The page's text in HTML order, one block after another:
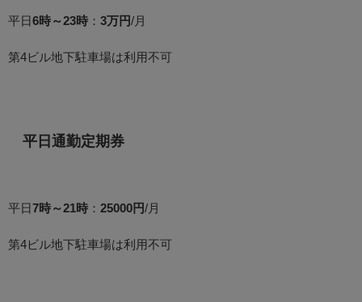
平日 6時～23時 ： 3万円 /月
第4ビル地下駐車場は利用不可
平日通勤定期券
平日 7時～21時 ： 25000円 /月
第4ビル地下駐車場は利用不可